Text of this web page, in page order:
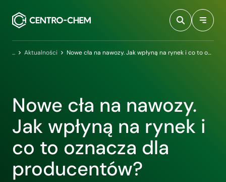
Centro-Chem
Aktualności Nowe cła na nawozy. Jak wpłyną na rynek i co to oznacza dla producentów?
Nowe cła na nawozy.
Jak wpłyną na rynek i
co to oznacza dla
producentów?